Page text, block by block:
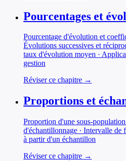
Pourcentages et
Pourcentage d'évolution et
Évolutions successives et
taux d'évolution moyen ·
gestion
Réviser ce chapitre →
Proportions et
Proportion d'une sous-
d'échantillonnage · Intervalle de
à partir d'un échantillon
Réviser ce chapitre →